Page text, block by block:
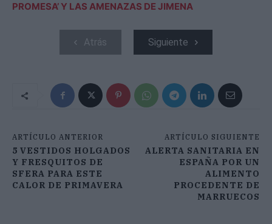
PROMESA’ Y LAS AMENAZAS DE JIMENA
Atrás Siguiente
ARTÍCULO ANTERIOR
5 VESTIDOS HOLGADOS
Y FRESQUITOS DE
SFERA PARA ESTE
CALOR DE PRIMAVERA
ARTÍCULO SIGUIENTE
ALERTA SANITARIA EN
ESPAÑA POR UN
ALIMENTO
PROCEDENTE DE
MARRUECOS